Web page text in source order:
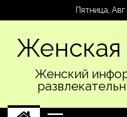
Пятница, Авг
Женская
Женский